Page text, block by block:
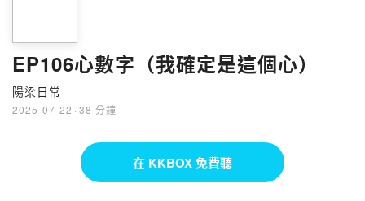
EP106心數字（我確定是這個心）
陽梁日常
2025-07-22 · 38 分鐘
在 KKBOX 免費聽